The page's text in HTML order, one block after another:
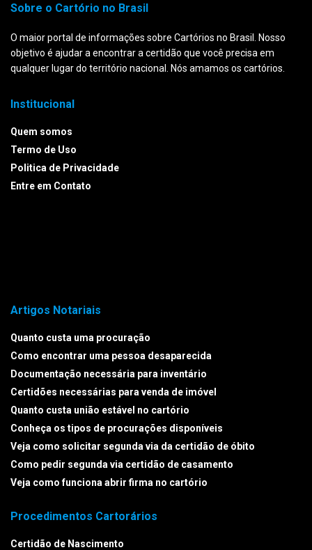
Sobre o Cartório no Brasil
O maior portal de informações sobre Cartórios no Brasil. Nosso
objetivo é ajudar a encontrar a certidão que você precisa em
qualquer lugar do território nacional. Nós amamos os cartórios.
Institucional
Quem somos
Termo de Uso
Politica de Privacidade
Entre em Contato
Artigos Notariais
Quanto custa uma procuração
Como encontrar uma pessoa desaparecida
Documentação necessária para inventário
Certidões necessárias para venda de imóvel
Quanto custa união estável no cartório
Conheça os tipos de procurações disponíveis
Veja como solicitar segunda via da certidão de óbito
Como pedir segunda via certidão de casamento
Veja como funciona abrir firma no cartório
Procedimentos Cartorários
Certidão de Nascimento